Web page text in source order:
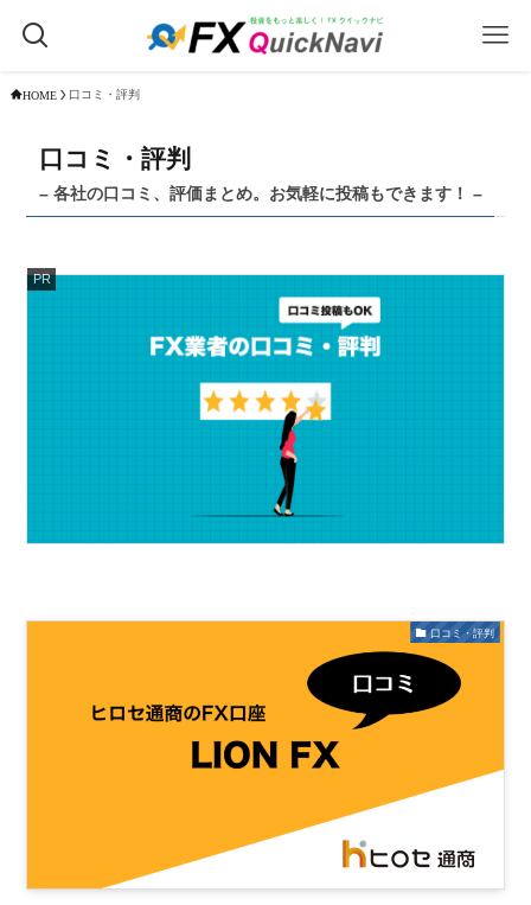
HOME 口コミ・評判
口コミ・評判
– 各社の口コミ、評価まとめ。お気軽に投稿もできます！ –
PR
口コミ・評判